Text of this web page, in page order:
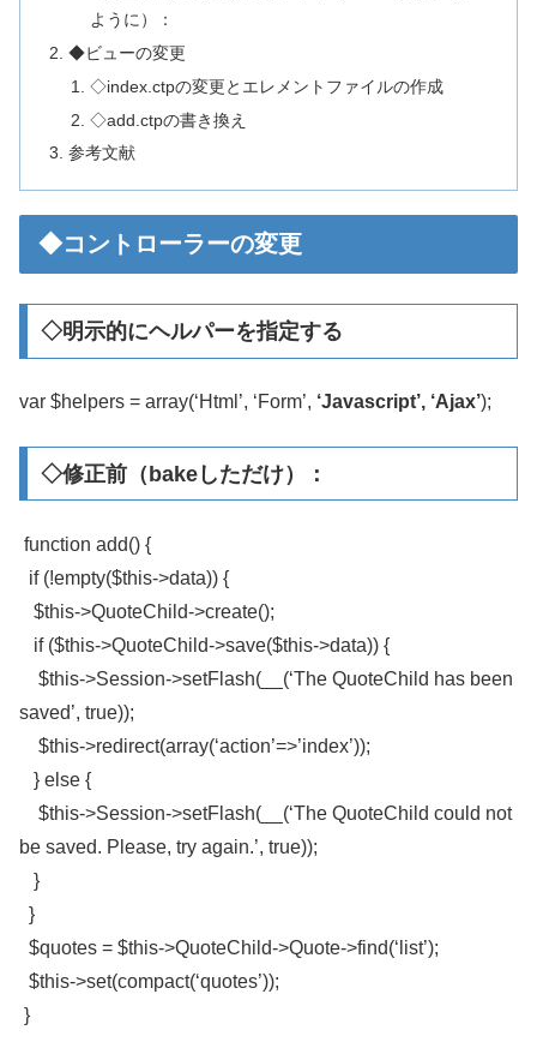
ように）：
◆ビューの変更
◇index.ctpの変更とエレメントファイルの作成
◇add.ctpの書き換え
参考文献
◆コントローラーの変更
◇明示的にヘルパーを指定する
var $helpers = array(‘Html’, ‘Form’, ‘Javascript’, ‘Ajax’);
◇修正前（bakeしただけ）：
function add() {
if (!empty($this->data)) {
$this->QuoteChild->create();
if ($this->QuoteChild->save($this->data)) {
$this->Session->setFlash(__(‘The QuoteChild has been
saved’, true));
$this->redirect(array(‘action’=>’index’));
} else {
$this->Session->setFlash(__(‘The QuoteChild could not
be saved. Please, try again.’, true));
}
}
$quotes = $this->QuoteChild->Quote->find(‘list’);
$this->set(compact(‘quotes’));
}